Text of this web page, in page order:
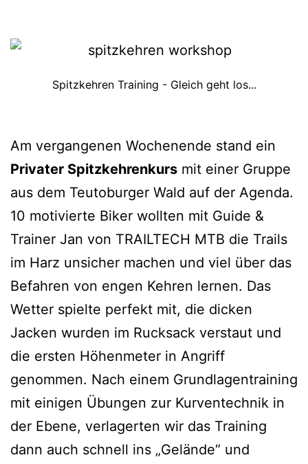
Spitzkehren Training - Gleich geht los...
Am vergangenen Wochenende stand ein
Privater Spitzkehrenkurs mit einer Gruppe
aus dem Teutoburger Wald auf der Agenda.
10 motivierte Biker wollten mit Guide &
Trainer Jan von TRAILTECH MTB die Trails
im Harz unsicher machen und viel über das
Befahren von engen Kehren lernen. Das
Wetter spielte perfekt mit, die dicken
Jacken wurden im Rucksack verstaut und
die ersten Höhenmeter in Angriff
genommen. Nach einem Grundlagentraining
mit einigen Übungen zur Kurventechnik in
der Ebene, verlagerten wir das Training
dann auch schnell ins „Gelände“ und